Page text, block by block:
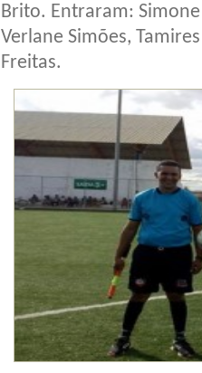
Brito. Entraram:
Verlane Simões,
Freitas.